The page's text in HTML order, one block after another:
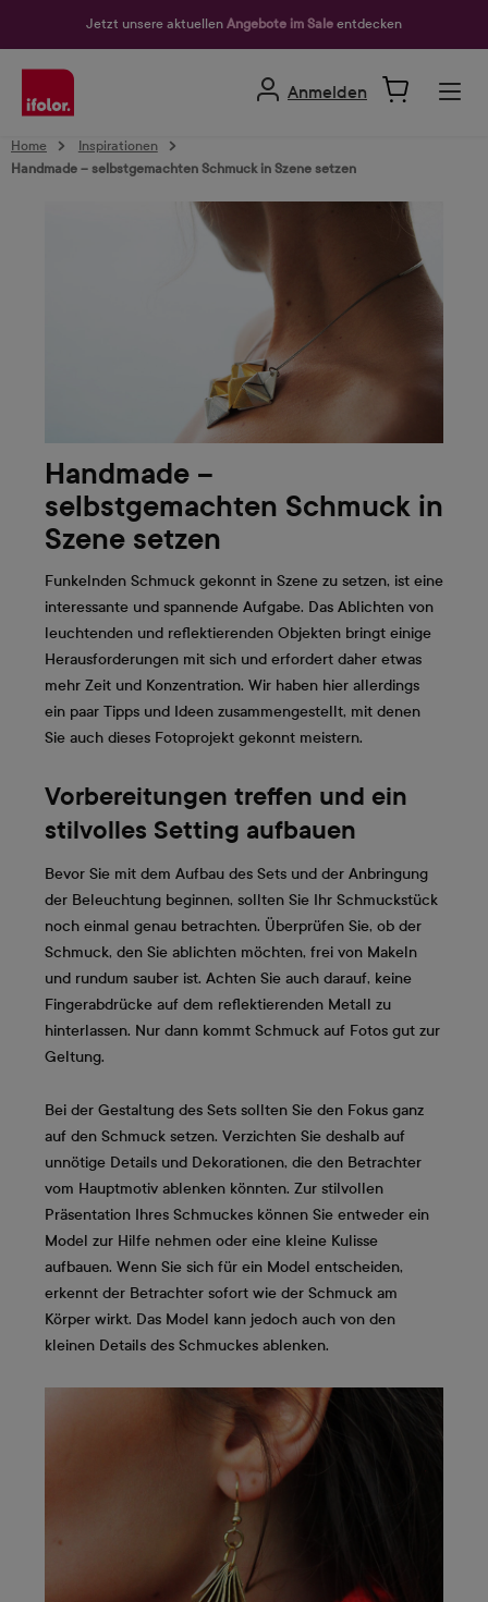
Jetzt unsere aktuellen Angebote im Sale entdecken
Anmelden
Home
Inspirationen
Handmade – selbstgemachten Schmuck in Szene setzen
Handmade –
selbstgemachten Schmuck in
Szene setzen
Funkelnden Schmuck gekonnt in Szene zu setzen, ist eine
interessante und spannende Aufgabe. Das Ablichten von
leuchtenden und reflektierenden Objekten bringt einige
Herausforderungen mit sich und erfordert daher etwas
mehr Zeit und Konzentration. Wir haben hier allerdings
ein paar Tipps und Ideen zusammengestellt, mit denen
Sie auch dieses Fotoprojekt gekonnt meistern.
Vorbereitungen treffen und ein
stilvolles Setting aufbauen
Bevor Sie mit dem Aufbau des Sets und der Anbringung
der Beleuchtung beginnen, sollten Sie Ihr Schmuckstück
noch einmal genau betrachten. Überprüfen Sie, ob der
Schmuck, den Sie ablichten möchten, frei von Makeln
und rundum sauber ist. Achten Sie auch darauf, keine
Fingerabdrücke auf dem reflektierenden Metall zu
hinterlassen. Nur dann kommt Schmuck auf Fotos gut zur
Geltung.
Bei der Gestaltung des Sets sollten Sie den Fokus ganz
auf den Schmuck setzen. Verzichten Sie deshalb auf
unnötige Details und Dekorationen, die den Betrachter
vom Hauptmotiv ablenken könnten. Zur stilvollen
Präsentation Ihres Schmuckes können Sie entweder ein
Model zur Hilfe nehmen oder eine kleine Kulisse
aufbauen. Wenn Sie sich für ein Model entscheiden,
erkennt der Betrachter sofort wie der Schmuck am
Körper wirkt. Das Model kann jedoch auch von den
kleinen Details des Schmuckes ablenken.